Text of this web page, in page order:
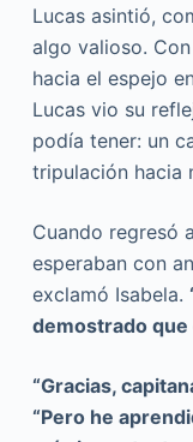
Lucas asintió,
algo valioso.
hacia el espejo
Lucas vio su
podía tener: un
tripulación hacia
Cuando regresó
esperaban con
exclamó Isabela.
demostrado que
“Gracias,
“Pero he